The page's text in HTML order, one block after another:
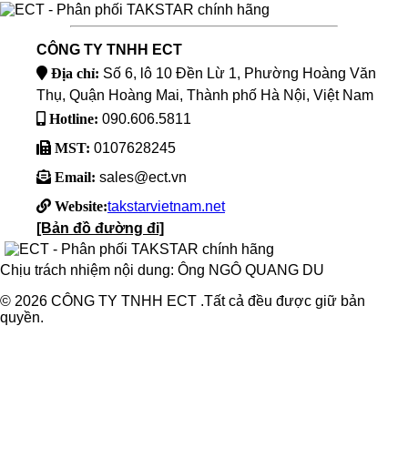
CÔNG TY TNHH ECT
Địa chỉ: Số 6, lô 10 Đền Lừ 1, Phường Hoàng Văn
Thụ, Quận Hoàng Mai, Thành phố Hà Nội, Việt Nam
Hotline: 090.606.5811
MST: 0107628245
Email: sales@ect.vn
Website:takstarvietnam.net
[Bản đồ đường đi]
Chịu trách nhiệm nội dung: Ông NGÔ QUANG DU
© 2026 CÔNG TY TNHH ECT .Tất cả đều được giữ bản
quyền.